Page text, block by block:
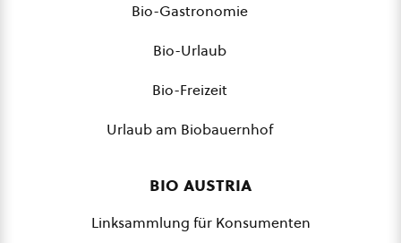
Bio-Gastronomie
Bio-Urlaub
Bio-Freizeit
Urlaub am Biobauernhof
bio austria
Linksammlung für Konsumenten